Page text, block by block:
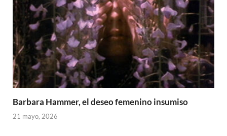
Barbara Hammer, el deseo femenino insumiso
21 mayo, 2026